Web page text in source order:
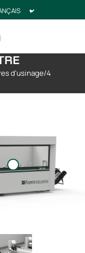
d'usinage/4